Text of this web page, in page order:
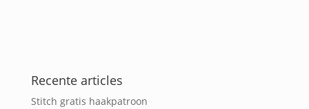
Recente articles
Stitch gratis haakpatroon